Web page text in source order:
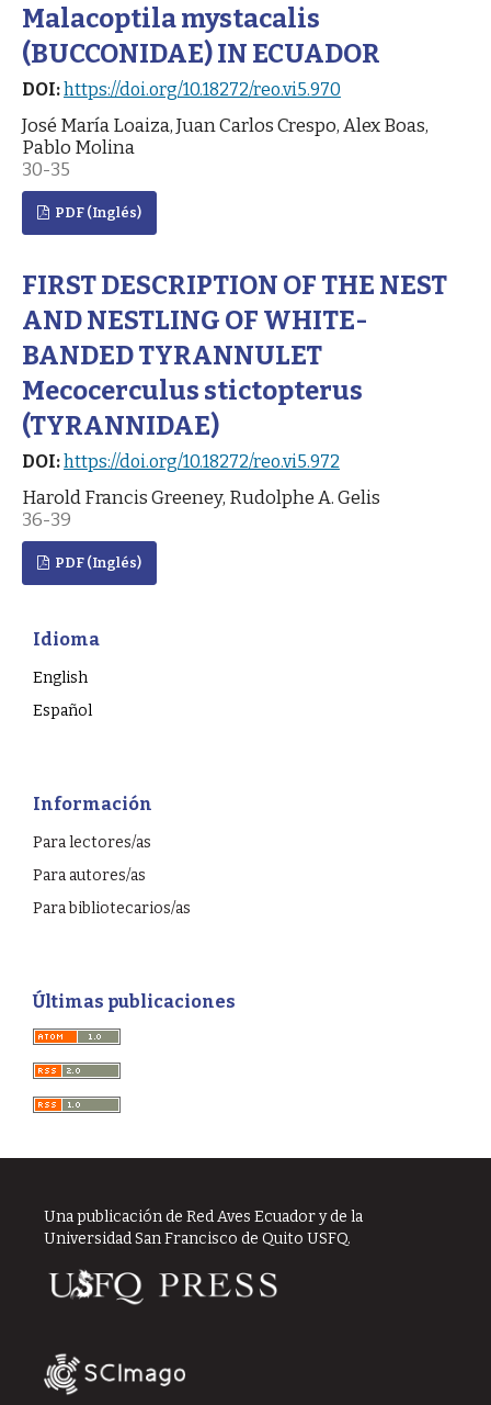
Malacoptila mystacalis
(BUCCONIDAE) IN ECUADOR
DOI:https://doi.org/10.18272/reo.vi5.970
José María Loaiza, Juan Carlos Crespo, Alex Boas,
Pablo Molina
30-35
PDF (Inglés)
FIRST DESCRIPTION OF THE NEST
AND NESTLING OF WHITE-
BANDED TYRANNULET
Mecocerculus stictopterus
(TYRANNIDAE)
DOI:https://doi.org/10.18272/reo.vi5.972
Harold Francis Greeney, Rudolphe A. Gelis
36-39
PDF (Inglés)
Idioma
English
Español
Información
Para lectores/as
Para autores/as
Para bibliotecarios/as
Últimas publicaciones
Una publicación de Red Aves Ecuador y de la
Universidad San Francisco de Quito USFQ.